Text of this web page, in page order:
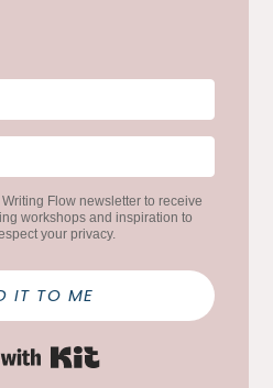
Writing Flow newsletter to receive
workshops and inspiration to
your privacy.
IT TO ME